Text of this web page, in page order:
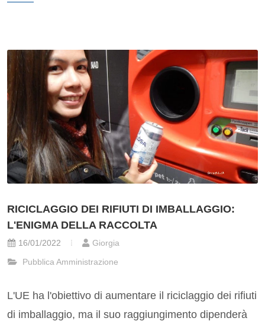
RICICLAGGIO DEI RIFIUTI DI IMBALLAGGIO:
L'ENIGMA DELLA RACCOLTA
16/01/2022
Giorgia
Pubblica Amministrazione
L'UE ha l'obiettivo di aumentare il riciclaggio dei rifiuti
di imballaggio, ma il suo raggiungimento dipenderà